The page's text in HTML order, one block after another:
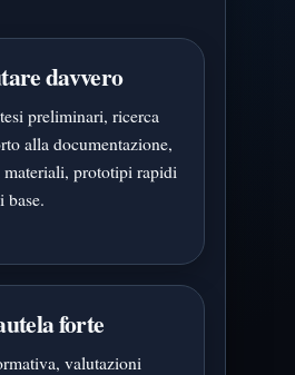
davvero
preliminari, ricerca
alla documentazione,
prototipi rapidi
base.
forte
valutazioni